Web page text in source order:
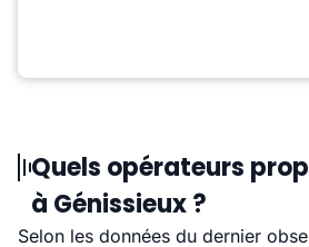
Quels opérateurs
à Génissieux ?
Selon les données du dernier